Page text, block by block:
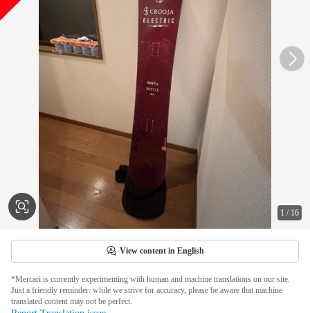
1 / 16
View content in English
*Mercari is currently experimenting with human and machine translations on our site.
Just a friendly reminder: while we strive for accuracy, please be aware that machine
translated content may not be perfect.